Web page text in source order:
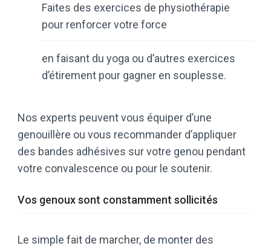
Faites des exercices de physiothérapie
pour renforcer votre force
en faisant du yoga ou d’autres exercices
d’étirement pour gagner en souplesse.
Nos experts peuvent vous équiper d’une
genouillère ou vous recommander d’appliquer
des bandes adhésives sur votre genou pendant
votre convalescence ou pour le soutenir.
Vos genoux sont constamment sollicités
Le simple fait de marcher, de monter des